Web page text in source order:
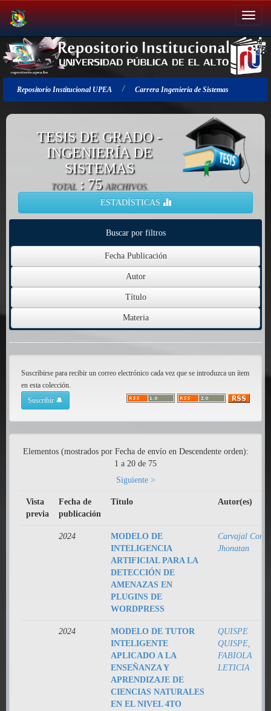
Salir
de
la
navegación
Repositorio Institucional UPEA Carrera Ingeniería de Sistemas
TESIS DE GRADO -
INGENIERÍA DE
SISTEMAS
TOTAL : 75ARCHIVOS.
ESTADÍSTICAS
Buscar por filtros
Suscribirse para recibir un correo electrónico cada vez que se introduzca un ítem
en esta colección.
Elementos (mostrados por Fecha de envío en Descendente orden):
1 a 20 de 75
Siguiente >
Vista
previa
Fecha de
publicación
Título Autor(es)
2024
MODELO DE
INTELIGENCIA
ARTIFICIAL PARA LA
DETECCIÓN DE
AMENAZAS EN
PLUGINS DE
WORDPRESS
Carvajal
Jhonatan
2024
MODELO DE TUTOR
INTELIGENTE
APLICADO A LA
ENSEÑANZA Y
APRENDIZAJE DE
CIENCIAS NATURALES
EN EL NIVEL 4TO
QUISPE
QUISPE,
FABIOLA
LETICIA